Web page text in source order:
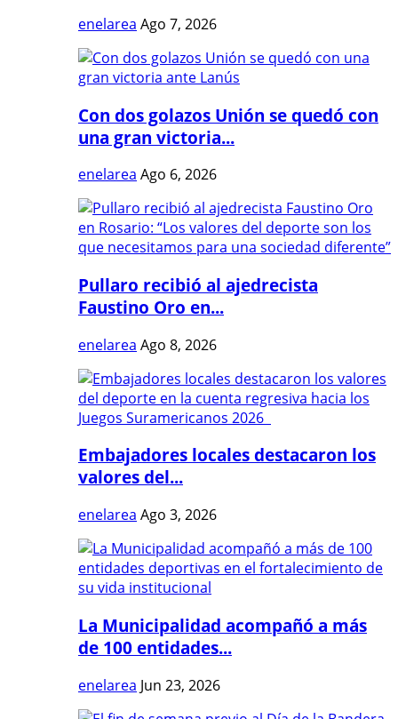
enelarea Ago 7, 2026
Con dos golazos Unión se quedó con
una gran victoria...
enelarea Ago 6, 2026
Pullaro recibió al ajedrecista
Faustino Oro en...
enelarea Ago 8, 2026
Embajadores locales destacaron los
valores del...
enelarea Ago 3, 2026
La Municipalidad acompañó a más
de 100 entidades...
enelarea Jun 23, 2026